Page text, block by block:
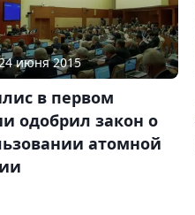
июня 2015
в первом
одобрил закон о
атомной